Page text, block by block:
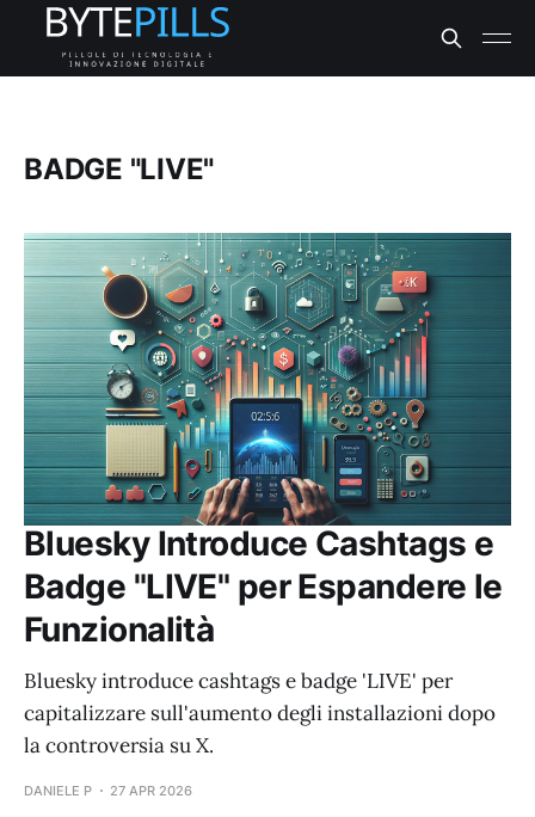
BADGE "LIVE"
Bluesky Introduce Cashtags e
Badge "LIVE" per Espandere le
Funzionalità
Bluesky introduce cashtags e badge 'LIVE' per
capitalizzare sull'aumento degli installazioni dopo
la controversia su X.
DANIELE P 27 APR 2026